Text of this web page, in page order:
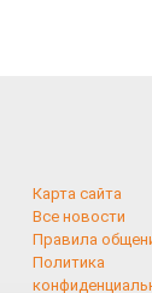
Карта сайта
Все новости
Правила
Политика